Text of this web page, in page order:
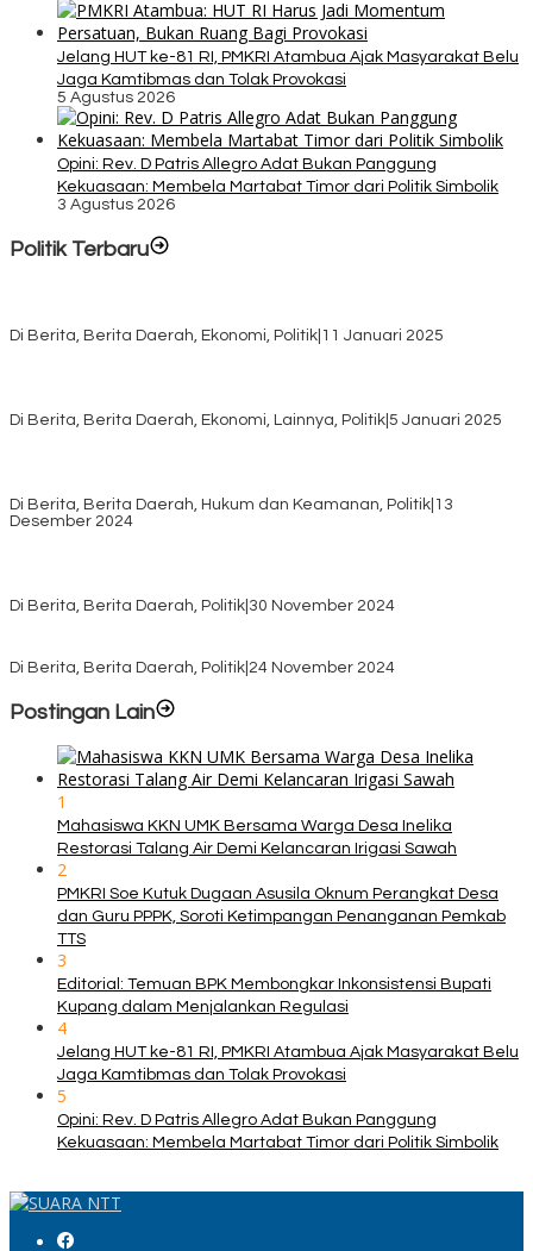
Jelang HUT ke-81 RI, PMKRI Atambua Ajak Masyarakat Belu
Jaga Kamtibmas dan Tolak Provokasi
5 Agustus 2026
Opini: Rev. D Patris Allegro Adat Bukan Panggung
Kekuasaan: Membela Martabat Timor dari Politik Simbolik
3 Agustus 2026
Politik Terbaru
Di Berita, Berita Daerah, Ekonomi, Politik 11 Januari 2025
Di Berita, Berita Daerah, Ekonomi, Lainnya, Politik 5 Januari 2025
Di Berita, Berita Daerah, Hukum dan Keamanan, Politik 13
Desember 2024
Di Berita, Berita Daerah, Politik 30 November 2024
Di Berita, Berita Daerah, Politik 24 November 2024
Postingan Lain
1
Mahasiswa KKN UMK Bersama Warga Desa Inelika
Restorasi Talang Air Demi Kelancaran Irigasi Sawah
2
PMKRI Soe Kutuk Dugaan Asusila Oknum Perangkat Desa
dan Guru PPPK, Soroti Ketimpangan Penanganan Pemkab
TTS
3
Editorial: Temuan BPK Membongkar Inkonsistensi Bupati
Kupang dalam Menjalankan Regulasi
4
Jelang HUT ke-81 RI, PMKRI Atambua Ajak Masyarakat Belu
Jaga Kamtibmas dan Tolak Provokasi
5
Opini: Rev. D Patris Allegro Adat Bukan Panggung
Kekuasaan: Membela Martabat Timor dari Politik Simbolik